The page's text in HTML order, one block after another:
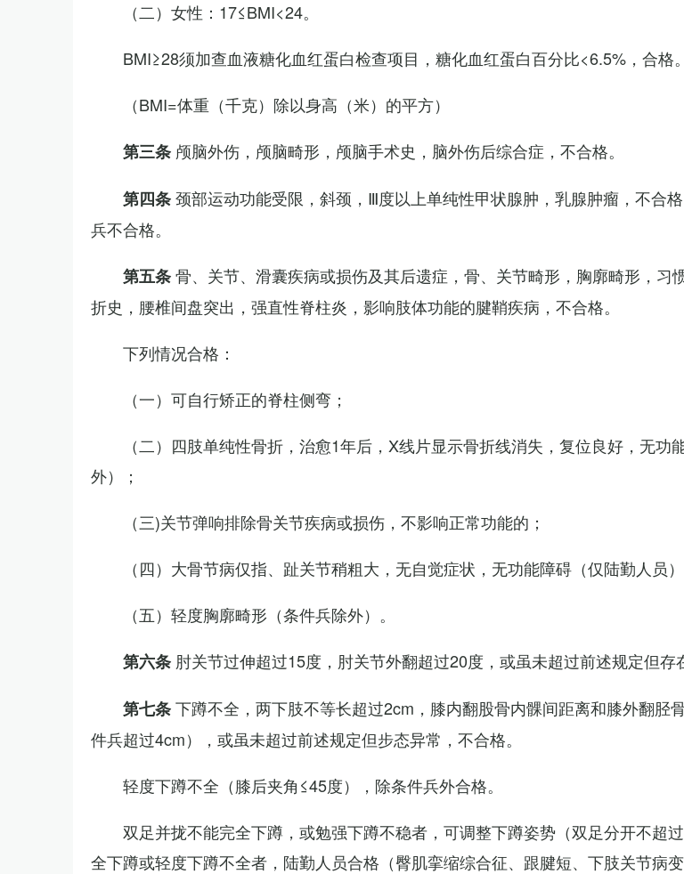
（二）女性：17≤BMI<24。
BMI≥28须加查血液糖化血红蛋白检查项目，糖化血红蛋白百分比<6.5%，合格。
（BMI=体重（千克）除以身高（米）的平方）
第三条 颅脑外伤，颅脑畸形，颅脑手术史，脑外伤后综合症，不合格。
第四条颈部运动功能受限，斜颈，Ⅲ度以上单纯性甲状腺肿，乳腺肿瘤，不合
兵不合格。
第五条骨、关节、滑囊疾病或损伤及其后遗症，骨、关节畸形，胸廓畸形，习
折史，腰椎间盘突出，强直性脊柱炎，影响肢体功能的腱鞘疾病，不合格。
下列情况合格：
（一）可自行矫正的脊柱侧弯；
（二）四肢单纯性骨折，治愈1年后，X线片显示骨折线消失，复位良好，无功
外）；
（三)关节弹响排除骨关节疾病或损伤，不影响正常功能的；
（四）大骨节病仅指、趾关节稍粗大，无自觉症状，无功能障碍（仅陆勤人员）
（五）轻度胸廓畸形（条件兵除外）。
第六条 肘关节过伸超过15度，肘关节外翻超过20度，或虽未超过前述规定但存
第七条下蹲不全，两下肢不等长超过2cm，膝内翻股骨内髁间距离和膝外翻胫
件兵超过4cm），或虽未超过前述规定但步态异常，不合格。
轻度下蹲不全（膝后夹角≤45度），除条件兵外合格。
双足并拢不能完全下蹲，或勉强下蹲不稳者，可调整下蹲姿势（双足分开不超
全下蹲或轻度下蹲不全者，陆勤人员合格（臀肌挛缩综合征、跟腱短、下肢关节病变